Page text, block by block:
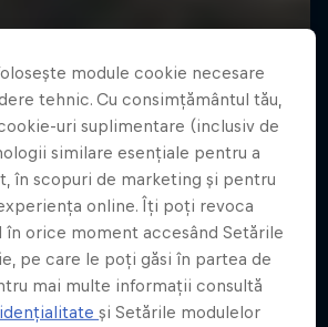
module cookie necesare
tehnic. Cu consimțământul tău,
uri suplimentare (inclusiv de
similare esențiale pentru a
în scopuri de marketing și pentru
online. Îți poți revoca
în orice moment accesând Setările
pe care le poți găsi în partea de
mai multe informații consultă
și Setările modulelor